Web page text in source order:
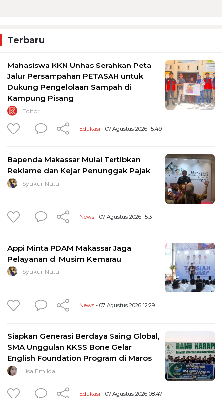
Terbaru
Mahasiswa KKN Unhas Serahkan Peta
Jalur Persampahan PETASAH untuk
Dukung Pengelolaan Sampah di
Kampung Pisang
Editor
Edukasi - 07 Agustus 2026 15:49
Bapenda Makassar Mulai Tertibkan
Reklame dan Kejar Penunggak Pajak
Syukur Nutu
News - 07 Agustus 2026 15:31
Appi Minta PDAM Makassar Jaga
Pelayanan di Musim Kemarau
Syukur Nutu
News - 07 Agustus 2026 12:29
Siapkan Generasi Berdaya Saing Global,
SMA Unggulan KKSS Bone Gelar
English Foundation Program di Maros
Lisa Emilda
Edukasi - 07 Agustus 2026 08:47